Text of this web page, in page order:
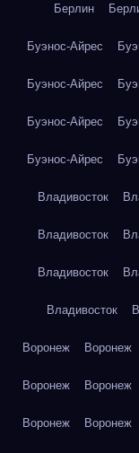
Берлин
Буэнос-Айрес
Буэнос-Айрес
Буэнос-Айрес
Буэнос-Айрес
Владивосток
Владивосток
Владивосток
Владивосток
Воронеж Воронеж
Воронеж Воронеж
Воронеж Воронеж